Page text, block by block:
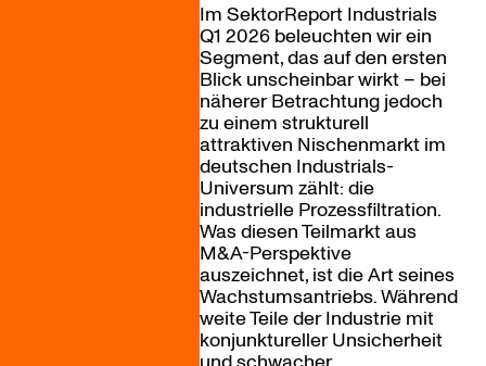
Im SektorReport Industrials
Q1 2026 beleuchten wir ein
Segment, das auf den ersten
Blick unscheinbar wirkt – bei
näherer Betrachtung jedoch
zu einem strukturell
attraktiven Nischenmarkt im
deutschen Industrials-
Universum zählt: die
industrielle Prozessfiltration.
Was diesen Teilmarkt aus
M&A-Perspektive
auszeichnet, ist die Art seines
Wachstumsantriebs. Während
weite Teile der Industrie mit
konjunktureller Unsicherheit